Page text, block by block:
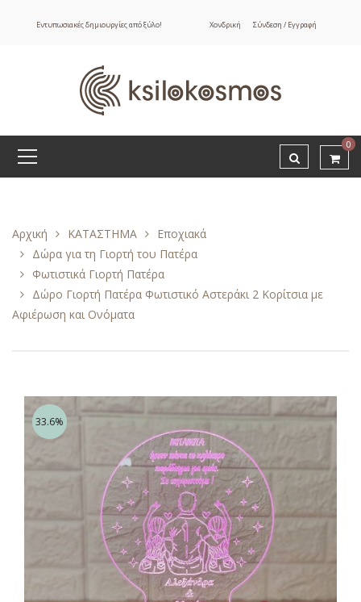
Εντυπωσιακές δημιουργίες από ξύλο! Χονδρική Σύνδεση / Εγγραφή
0
Αρχική ΚΑΤΑΣΤΗΜΑ
Εποχιακά
Δώρα για τη Γιορτή του Πατέρα
Φωτιστικά Γιορτή Πατέρα
Δώρο Γιορτή Πατέρα Φωτιστικό Αστεράκι 2 Κορίτσια με
Αφιέρωση και Ονόματα
33.6%